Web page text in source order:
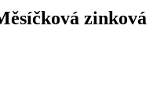
zinková